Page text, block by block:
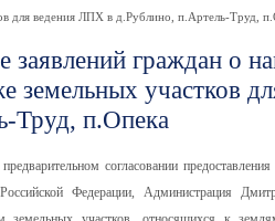
для ведения ЛПХ в д.Рублино, п.Артель-Труд,
граждан о
земельных участков
Труд, п.Опека
согласовании
Федерации, Администрация